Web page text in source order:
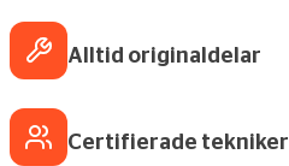
Alltid originaldelar
Certifierade tekniker